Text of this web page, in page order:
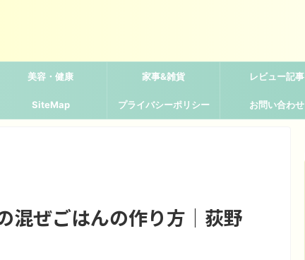
美容・健康 家事&雑貨 レビュー記事
SiteMap プライバシーポリシー お問い合わせ
混ぜごはんの作り方｜荻野